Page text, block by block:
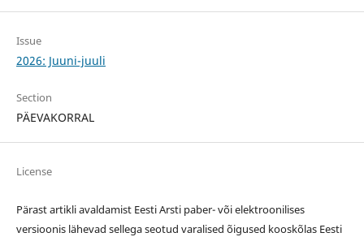
Issue
2026: Juuni-juuli
Section
PÄEVAKORRAL
License
Pärast artikli avaldamist Eesti Arsti paber- või elektroonilises
versioonis lähevad sellega seotud varalised õigused kooskõlas Eesti